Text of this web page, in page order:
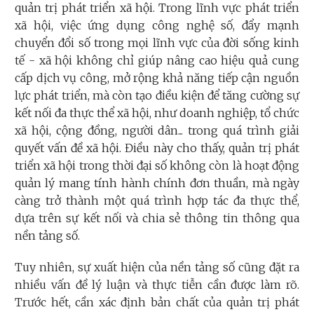
quản trị phát triển xã hội. Trong lĩnh vực phát triển
xã hội, việc ứng dụng công nghệ số, đẩy mạnh
chuyển đổi số trong mọi lĩnh vực của đời sống kinh
tế - xã hội không chỉ giúp nâng cao hiệu quả cung
cấp dịch vụ công, mở rộng khả năng tiếp cận nguồn
lực phát triển, mà còn tạo điều kiện để tăng cường sự
kết nối đa thực thể xã hội, như doanh nghiệp, tổ chức
xã hội, cộng đồng, người dân... trong quá trình giải
quyết vấn đề xã hội. Điều này cho thấy, quản trị phát
triển xã hội trong thời đại số không còn là hoạt động
quản lý mang tính hành chính đơn thuần, mà ngày
càng trở thành một quá trình hợp tác đa thực thể,
dựa trên sự kết nối và chia sẻ thông tin thông qua
nền tảng số.
Tuy nhiên, sự xuất hiện của nền tảng số cũng đặt ra
nhiều vấn đề lý luận và thực tiễn cần được làm rõ.
Trước hết, cần xác định bản chất của quản trị phát